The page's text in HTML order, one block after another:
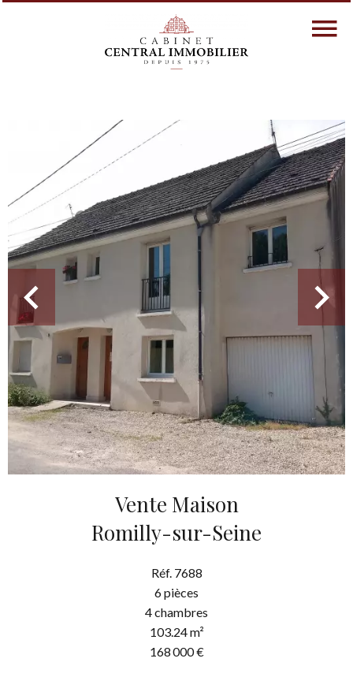
Vente Maison
Romilly-sur-Seine
Réf. 7688
6 pièces
4 chambres
103.24 m²
168 000 €